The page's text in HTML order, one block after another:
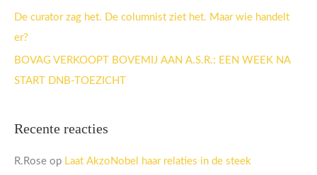
De curator zag het. De columnist ziet het. Maar wie handelt
er?
BOVAG VERKOOPT BOVEMIJ AAN A.S.R.: EEN WEEK NA
START DNB-TOEZICHT
Recente reacties
R.Rose op Laat AkzoNobel haar relaties in de steek